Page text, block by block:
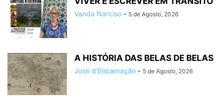
Vanda Narciso - 5 de Agosto, 2026
A HISTÓRIA DAS BELAS DE BELAS
José d'Encarnação - 5 de Agosto, 2026